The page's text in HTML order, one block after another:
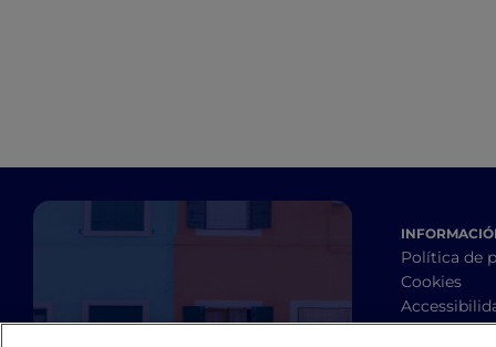
Política de
Cookies
Términos y